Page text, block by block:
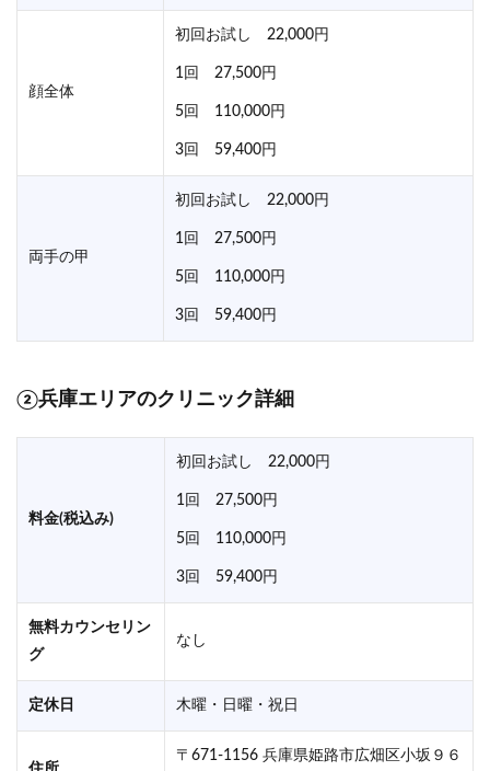
顔全体
初回お試し 22,000円
1回 27,500円
5回 110,000円
3回 59,400円
両手の甲
初回お試し 22,000円
1回 27,500円
5回 110,000円
3回 59,400円
②兵庫エリアのクリニック詳細
料金(税込み)
初回お試し 22,000円
1回 27,500円
5回 110,000円
3回 59,400円
無料カウンセリン
グ
なし
定休日 木曜・日曜・祝日
〒671-1156 兵庫県姫路市広畑区小坂９６